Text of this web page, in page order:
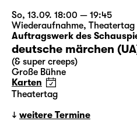
So, 13.09. 18:00 — 19:45
Wiederaufnahme, Theatertag
Auftragswerk des
deutsche märchen
(& super creeps)
Große Bühne
Karten
Theatertag
weitere Termine